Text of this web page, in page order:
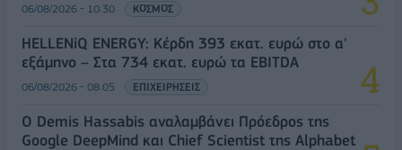
06/08/2026 - 10:30 ΚΟΣΜΟΣ
HELLENiQ ENERGY: Κέρδη 393 εκατ. ευρώ στο α'
εξάμηνο – Στα 734 εκατ. ευρώ τα EBITDA
06/08/2026 - 08:05 ΕΠΙΧΕΙΡΗΣΕΙΣ
Ο Demis Hassabis αναλαμβάνει Πρόεδρος της
Google DeepMind και Chief Scientist της Alphabet